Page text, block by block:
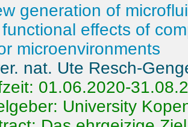
generation of
effects of
microenvironments
nat. Ute Resch-
01.06.2020-
University